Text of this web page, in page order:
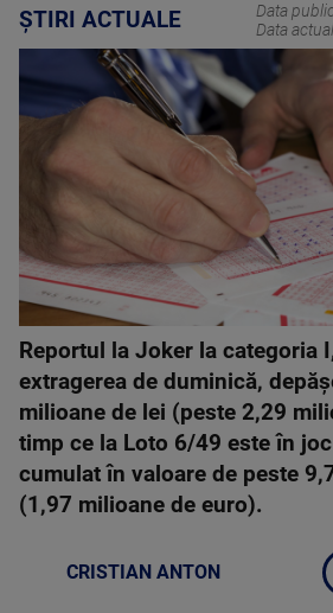
ȘTIRI ACTUALE Data
Data
Reportul la Joker la categoria
extragerea de duminică,
milioane de lei (peste 2,29
timp ce la Loto 6/49 este în
cumulat în valoare de peste
(1,97 milioane de euro).
CRISTIAN ANTON